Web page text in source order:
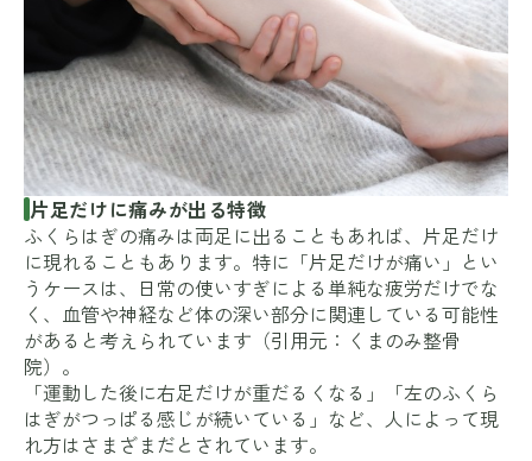
片足だけに痛みが出る特徴
ふくらはぎの痛みは両足に出ることもあれば、片足だけ
に現れることもあります。特に「片足だけが痛い」とい
うケースは、日常の使いすぎによる単純な疲労だけでな
く、血管や神経など体の深い部分に関連している可能性
があると考えられています（引用元： くまのみ整骨
院）。
「運動した後に右足だけが重だるくなる」「左のふくら
はぎがつっぱる感じが続いている」など、人によって現
れ方はさまざまだとされています。